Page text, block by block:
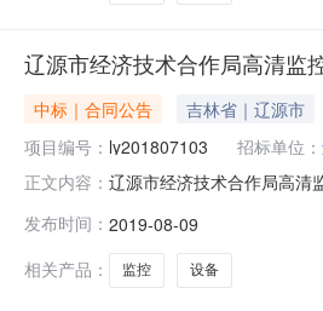
辽源市经济技术合作局高清监
中标｜合同公告 吉林省｜辽源市
项目编号： ly201807103 招标单位：
正文内容： 辽源市经济技术合作局高清
科技有限责任公司所属地
发布时间： 2019-08-09
相关产品：
监控 设备